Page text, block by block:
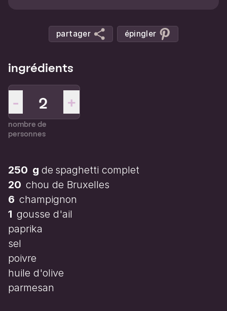
partager épingler
ingrédients
- +
nombre de
personnes
250 g de spaghetti complet
20 chou de Bruxelles
6 champignon
1 gousse d'ail
paprika
sel
poivre
huile d'olive
parmesan